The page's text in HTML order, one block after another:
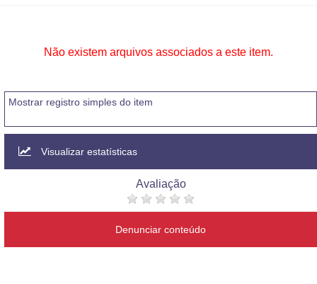
Não existem arquivos associados a este item.
Mostrar registro simples do item
Visualizar estatísticas
Avaliação
Denunciar conteúdo